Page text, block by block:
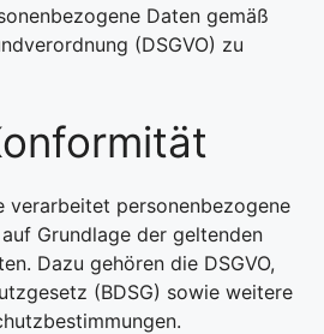
Daten gemäß
(DSGVO) zu
verarbeitet personenbezogene
Grundlage der geltenden
Dazu gehören die DSGVO,
(BDSG) sowie weitere